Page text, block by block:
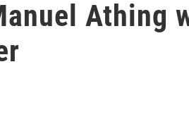
Athing